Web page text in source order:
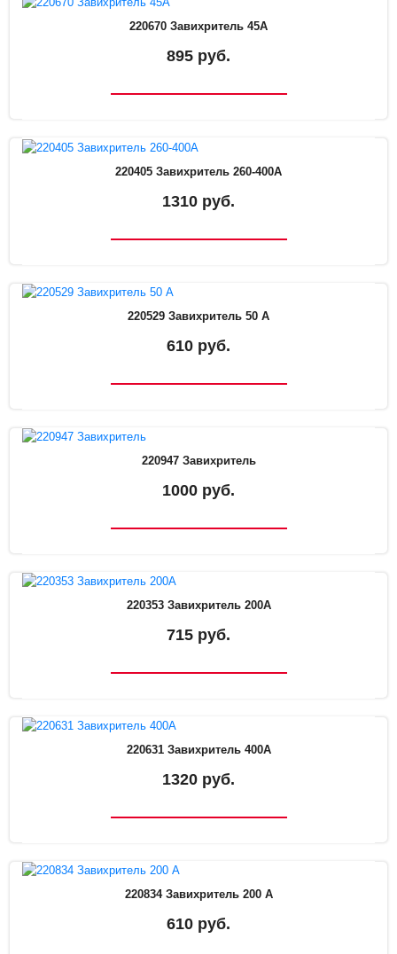
220670 Завихритель 45А
895 руб.
220405 Завихритель 260-400А
1310 руб.
220529 Завихритель 50 А
610 руб.
220947 Завихритель
1000 руб.
220353 Завихритель 200А
715 руб.
220631 Завихритель 400А
1320 руб.
220834 Завихритель 200 А
610 руб.